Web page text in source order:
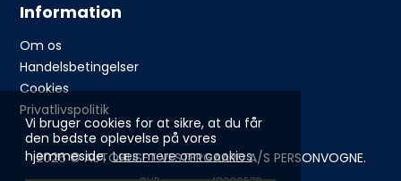
Vi bruger cookies for at sikre, at du får
den bedste oplevelse på vores
hjemmeside.Læs mere om cookies
Information
Om os
Handelsbetingelser
Cookies
Privatlivspolitik
2026 © AUTOHUSET VESTERGAARD A/S PERSONVOGNE.